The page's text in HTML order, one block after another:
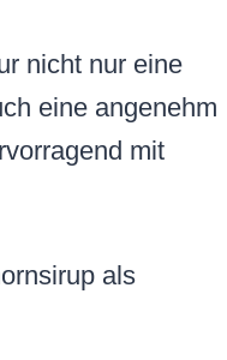
nicht nur eine
eine angenehm
mit
als